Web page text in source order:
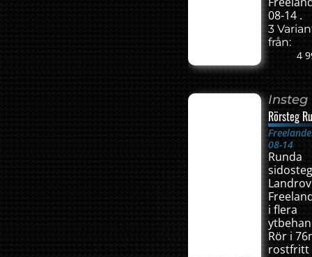
08-14 .
3
från:
4
Insteg
Rörsteg
08-14
Runda
i flera
Rör i
rostfritt